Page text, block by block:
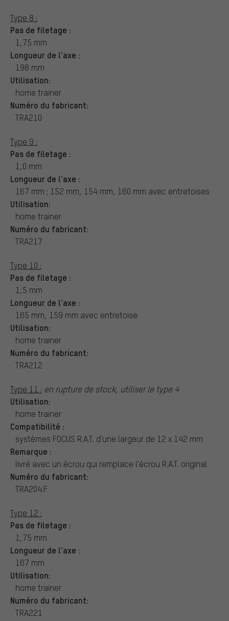
Type 8 :
Pas de filetage :
1,75 mm
Longueur de l'axe :
198 mm
Utilisation:
home trainer
Numéro du fabricant:
TRA210
Type 9 :
Pas de filetage :
1,0 mm
Longueur de l'axe :
167 mm ; 152 mm, 154 mm, 160 mm avec entretoises
Utilisation:
home trainer
Numéro du fabricant:
TRA217
Type 10 :
Pas de filetage :
1,5 mm
Longueur de l'axe :
165 mm, 159 mm avec entretoise
Utilisation:
home trainer
Numéro du fabricant:
TRA212
Type 11 : en rupture de stock, utiliser le type 4
Utilisation:
home trainer
Compatibilité :
systèmes FOCUS R.A.T. d'une largeur de 12 x 142 mm
Remarque :
livré avec un écrou qui remplace l'écrou R.A.T. original
Numéro du fabricant:
TRA204.F
Type 12 :
Pas de filetage :
1,75 mm
Longueur de l'axe :
167 mm
Utilisation:
home trainer
Numéro du fabricant:
TRA221